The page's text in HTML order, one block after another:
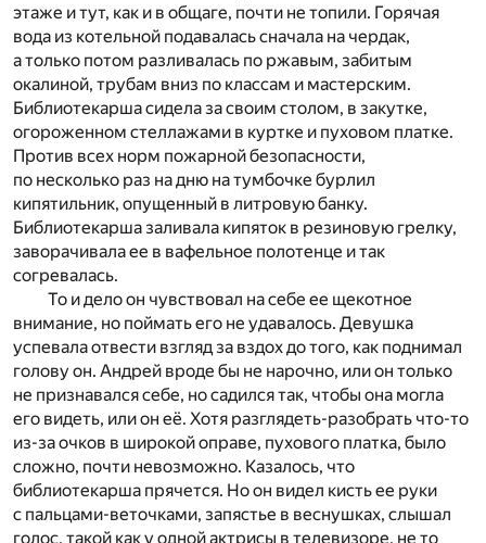
этаже и тут, как и в общаге, почти не топили. Горячая
вода из котельной подавалась сначала на чердак,
а только потом разливалась по ржавым, забитым
окалиной, трубам вниз по классам и мастерским.
Библиотекарша сидела за своим столом, в закутке,
огороженном стеллажами в куртке и пуховом платке.
Против всех норм пожарной безопасности,
по несколько раз на дню на тумбочке бурлил
кипятильник, опущенный в литровую банку.
Библиотекарша заливала кипяток в резиновую грелку,
заворачивала ее в вафельное полотенце и так
согревалась.
То и дело он чувствовал на себе ее щекотное
внимание, но поймать его не удавалось. Девушка
успевала отвести взгляд за вздох до того, как поднимал
голову он. Андрей вроде бы не нарочно, или он только
не признавался себе, но садился так, чтобы она могла
его видеть, или он её. Хотя разглядеть-разобрать что-то
из-за очков в широкой оправе, пухового платка, было
сложно, почти невозможно. Казалось, что
библиотекарша прячется. Но он видел кисть ее руки
с пальцами-веточками, запястье в веснушках, слышал
голос, такой как у одной актрисы в телевизоре, не то